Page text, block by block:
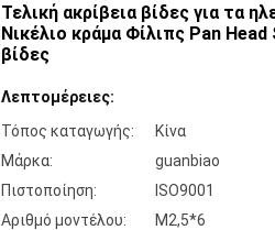
Τελική ακρίβεια βίδες για τα
Νικέλιο κράμα Φίλιπς Pan
βίδες
Λεπτομέρειες:
Τόπος καταγωγής:
Κίνα
Μάρκα:
guanbiao
Πιστοποίηση:
ISO9001
Αριθμό μοντέλου:
M2,5*6